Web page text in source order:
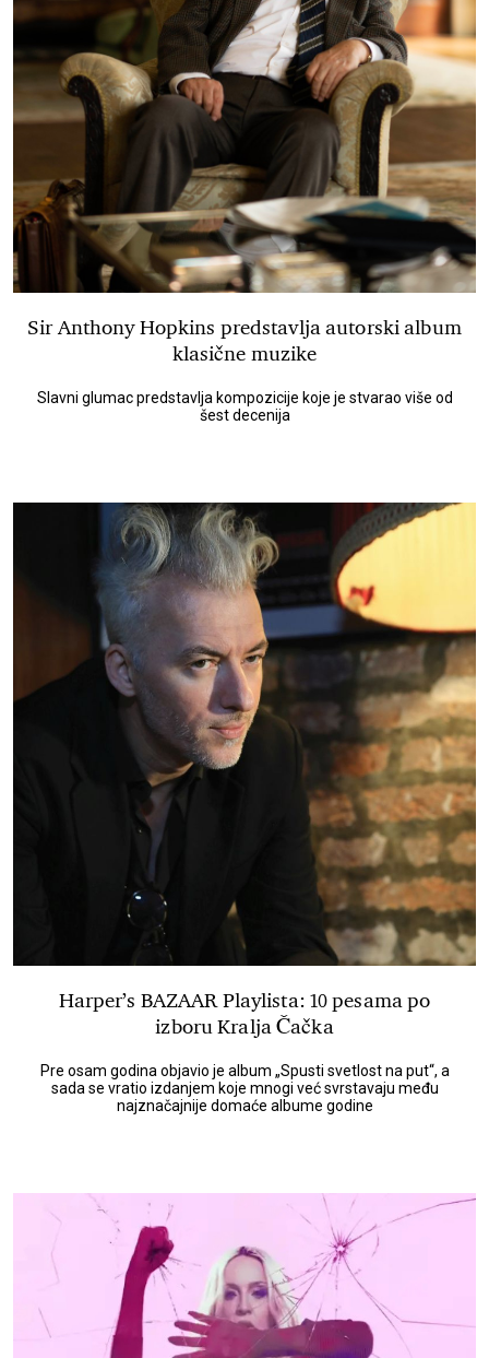
Sir Anthony Hopkins predstavlja autorski album
klasične muzike
Slavni glumac predstavlja kompozicije koje je stvarao više od
šest decenija
Harper’s BAZAAR Playlista: 10 pesama po
izboru Kralja Čačka
Pre osam godina objavio je album „Spusti svetlost na put“, a
sada se vratio izdanjem koje mnogi već svrstavaju među
najznačajnije domaće albume godine